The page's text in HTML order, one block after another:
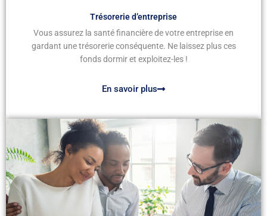
Trésorerie d’entreprise
Vous assurez la santé financière de votre entreprise en
gardant une trésorerie conséquente. Ne laissez plus ces
fonds dormir et exploitez-les !
En savoir plus